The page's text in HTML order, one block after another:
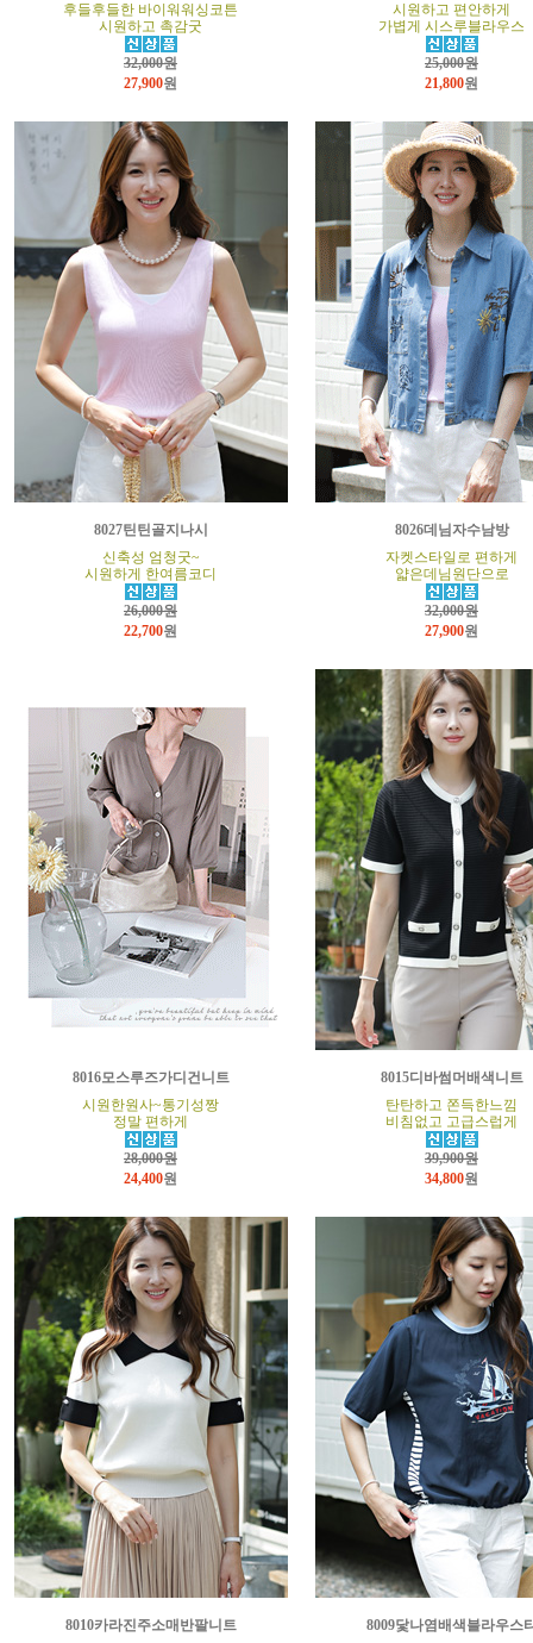
후들후들한 바이워워싱코튼
시원하고 촉감굿
32,000원
27,900원
시원하고 편안하게
가볍게 시스루블라우스
25,000원
21,800원
8027틴틴골지나시
신축성 엄청굿~
시원하게 한여름코디
26,000원
22,700원
8026데님자수남방
자켓스타일로 편하게
얇은데님원단으로
32,000원
27,900원
8016모스루즈가디건니트
시원한원사~통기성짱
정말 편하게
28,000원
24,400원
8015디바썸머배색니트
탄탄하고 쫀득한느낌
비침없고 고급스럽게
39,900원
34,800원
8010카라진주소매반팔니트
8009닻나염배색블라우스